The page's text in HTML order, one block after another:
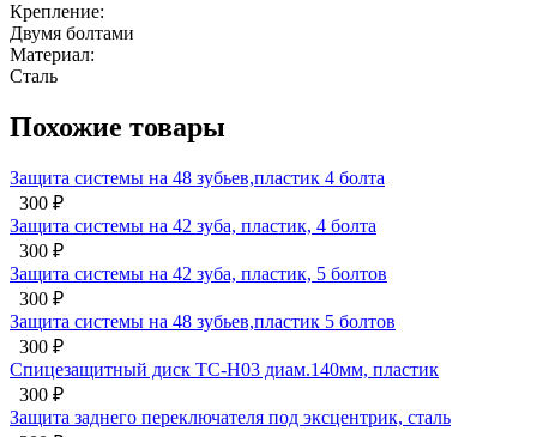
Крепление:
Двумя болтами
Материал:
Сталь
Похожие товары
Защита системы на 48 зубьев,пластик 4 болта
300 ₽
Защита системы на 42 зуба, пластик, 4 болта
300 ₽
Защита системы на 42 зуба, пластик, 5 болтов
300 ₽
Защита системы на 48 зубьев,пластик 5 болтов
300 ₽
Спицезащитный диск TC-H03 диам.140мм, пластик
300 ₽
Защита заднего переключателя под эксцентрик, сталь